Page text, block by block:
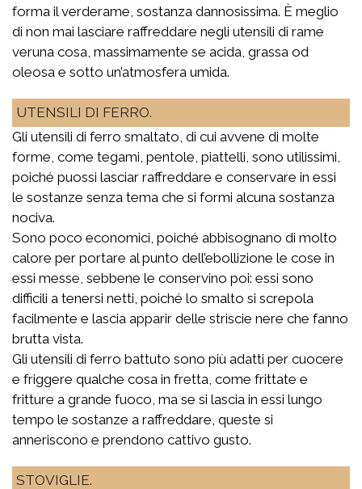
forma il verderame, sostanza dannosissima. È meglio
di non mai lasciare raffreddare negli utensili di rame
veruna cosa, massimamente se acida, grassa od
oleosa e sotto un’atmosfera umida.
UTENSILI DI FERRO.
Gli utensili di ferro smaltato, di cui avvene di molte
forme, come tegami, pentole, piattelli, sono utilissimi,
poiché puossi lasciar raffreddare e conservare in essi
le sostanze senza tema che si formi alcuna sostanza
nociva.
Sono poco economici, poiché abbisognano di molto
calore per portare al punto dell’ebollizione le cose in
essi messe, sebbene le conservino poi: essi sono
difficili a tenersi netti, poiché lo smalto si screpola
facilmente e lascia apparir delle striscie nere che fanno
brutta vista.
Gli utensili di ferro battuto sono più adatti per cuocere
e friggere qualche cosa in fretta, come frittate e
fritture a grande fuoco, ma se si lascia in essi lungo
tempo le sostanze a raffreddare, queste si
anneriscono e prendono cattivo gusto.
STOVIGLIE.